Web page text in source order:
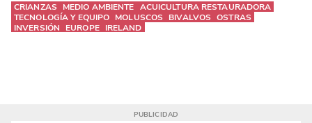
CRIANZAS
MEDIO AMBIENTE ACUICULTURA RESTAURADORA
TECNOLOGÍA Y EQUIPO MOLUSCOS BIVALVOS OSTRAS
INVERSIÓN
EUROPE IRELAND